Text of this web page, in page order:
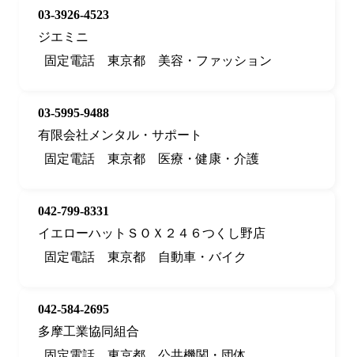
03-3926-4523
ジエミニ
固定電話
東京都 美容・ファッション
03-5995-9488
有限会社メンタル・サポート
固定電話
東京都 医療・健康・介護
042-799-8331
イエローハットＳＯＸ２４６つくし野店
固定電話
東京都 自動車・バイク
042-584-2695
多摩工業協同組合